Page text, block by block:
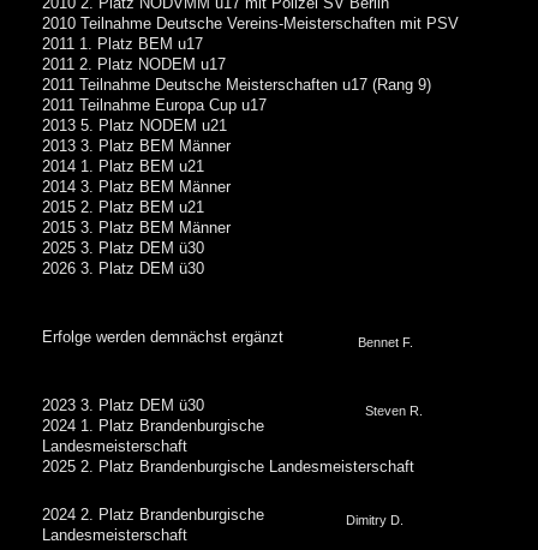
2010 Teilnahme Deutsche Vereins-Meisterschaften mit PSV
2011 1. Platz BEM u17
2011 2. Platz NODEM u17
2011 Teilnahme Deutsche Meisterschaften u17 (Rang 9)
2011 Teilnahme Europa Cup u17
2013 5. Platz NODEM u21
2013 3. Platz BEM Männer
2014 1. Platz BEM u21
2014 3. Platz BEM Männer
2015 2. Platz BEM u21
2015 3. Platz BEM Männer
2025 3. Platz DEM ü30
2026 3. Platz DEM ü30
Bennet F.
Erfolge werden demnächst ergänzt
Steven R.
2023 3. Platz DEM ü30
2024 1. Platz Brandenburgische
Landesmeisterschaft
2025 2. Platz Brandenburgische Landesmeisterschaft
Dimitry D.
2024 2. Platz Brandenburgische
Landesmeisterschaft